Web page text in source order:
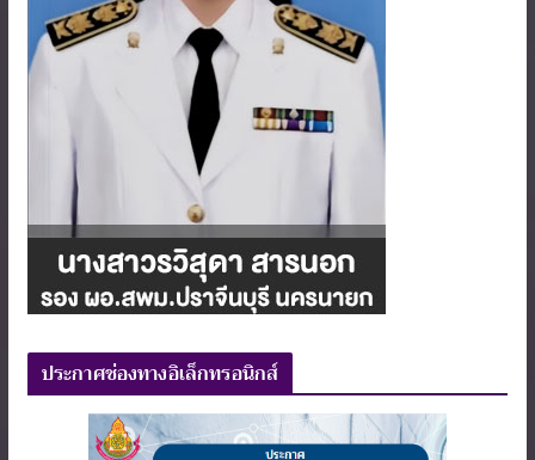
ประกาศช่องทางอิเล็กทรอนิกส์